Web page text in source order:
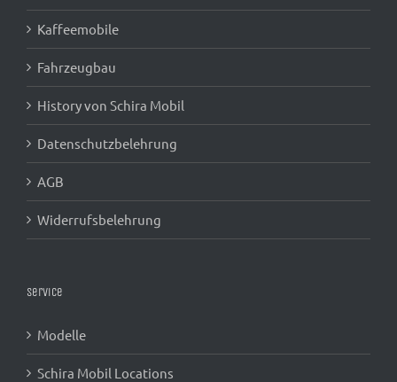
Kaffeemobile
Fahrzeugbau
History von Schira Mobil
Datenschutzbelehrung
AGB
Widerrufsbelehrung
Service
Modelle
Schira Mobil Locations